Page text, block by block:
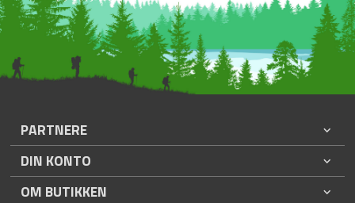
PARTNERE
DIN KONTO
OM BUTIKKEN